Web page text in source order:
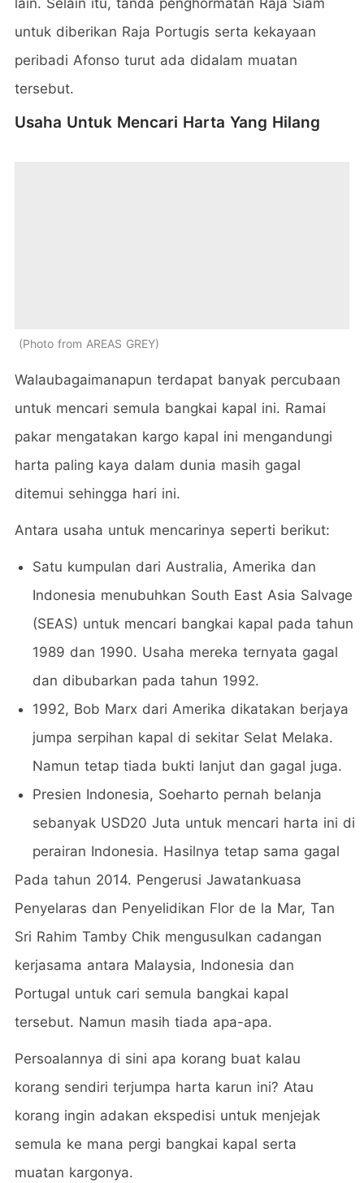
lain. Selain itu, tanda penghormatan Raja Siam
untuk diberikan Raja Portugis serta kekayaan
peribadi Afonso turut ada didalam muatan
tersebut.
Usaha Untuk Mencari Harta Yang Hilang
Photo from AREAS GREY
Walaubagaimanapun terdapat banyak percubaan
untuk mencari semula bangkai kapal ini. Ramai
pakar mengatakan kargo kapal ini mengandungi
harta paling kaya dalam dunia masih gagal
ditemui sehingga hari ini.
Antara usaha untuk mencarinya seperti berikut:
Satu kumpulan dari Australia, Amerika dan
Indonesia menubuhkan South East Asia Salvage
(SEAS) untuk mencari bangkai kapal pada tahun
1989 dan 1990. Usaha mereka ternyata gagal
dan dibubarkan pada tahun 1992.
1992, Bob Marx dari Amerika dikatakan berjaya
jumpa serpihan kapal di sekitar Selat Melaka.
Namun tetap tiada bukti lanjut dan gagal juga.
Presien Indonesia, Soeharto pernah belanja
sebanyak USD20 Juta untuk mencari harta ini di
perairan Indonesia. Hasilnya tetap sama gagal
Pada tahun 2014. Pengerusi Jawatankuasa
Penyelaras dan Penyelidikan Flor de la Mar, Tan
Sri Rahim Tamby Chik mengusulkan cadangan
kerjasama antara Malaysia, Indonesia dan
Portugal untuk cari semula bangkai kapal
tersebut. Namun masih tiada apa-apa.
Persoalannya di sini apa korang buat kalau
korang sendiri terjumpa harta karun ini? Atau
korang ingin adakan ekspedisi untuk menjejak
semula ke mana pergi bangkai kapal serta
muatan kargonya.